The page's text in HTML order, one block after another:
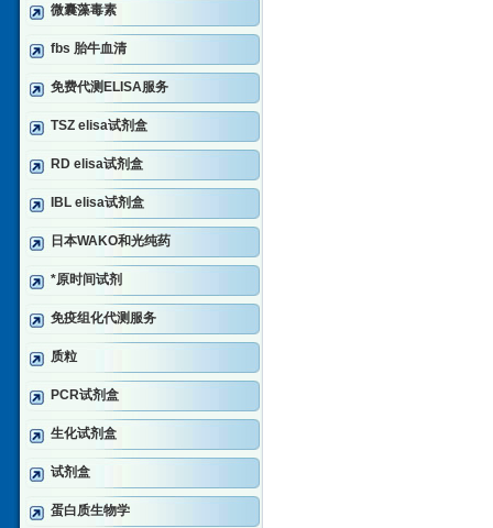
微囊藻毒素
fbs 胎牛血清
免费代测ELISA服务
TSZ elisa试剂盒
RD elisa试剂盒
IBL elisa试剂盒
日本WAKO和光纯药
*原时间试剂
免疫组化代测服务
质粒
PCR试剂盒
生化试剂盒
试剂盒
蛋白质生物学